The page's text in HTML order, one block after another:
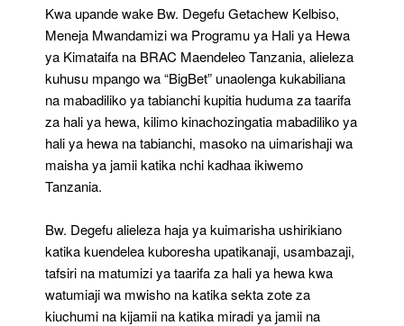
Kwa upande wake Bw. Degefu Getachew Kelbiso,
Meneja Mwandamizi wa Programu ya Hali ya Hewa
ya Kimataifa na BRAC Maendeleo Tanzania, alieleza
kuhusu mpango wa “BigBet” unaolenga kukabiliana
na mabadiliko ya tabianchi kupitia huduma za taarifa
za hali ya hewa, kilimo kinachozingatia mabadiliko ya
hali ya hewa na tabianchi, masoko na uimarishaji wa
maisha ya jamii katika nchi kadhaa ikiwemo
Tanzania.
Bw. Degefu alieleza haja ya kuimarisha ushirikiano
katika kuendelea kuboresha upatikanaji, usambazaji,
tafsiri na matumizi ya taarifa za hali ya hewa kwa
watumiaji wa mwisho na katika sekta zote za
kiuchumi na kijamii na katika miradi ya jamii na